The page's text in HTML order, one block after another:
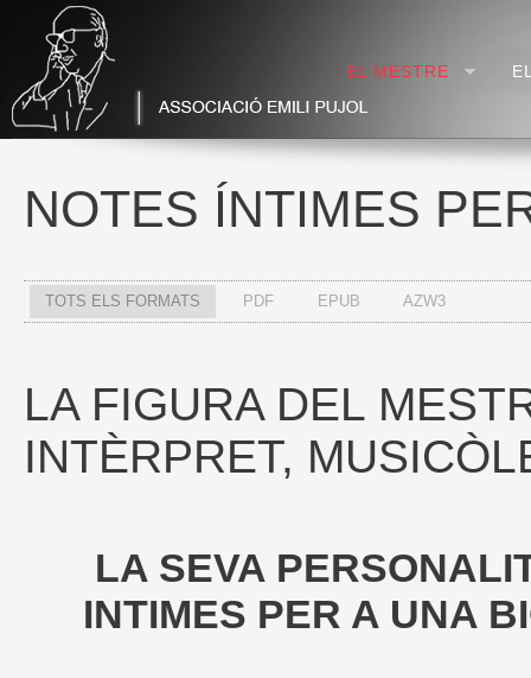
EL MESTRE
NOTES ÍNTIMES
TOTS ELS FORMATS PDF EPUB AZW3
LA FIGURA DEL
INTÈRPRET,
LA SEVA
INTIMES PER A UNA